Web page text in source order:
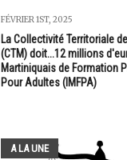
FÉVRIER 1ST, 2025
La Collectivité Territoriale
(CTM) doit...12 millions
Martiniquais de Formation
Pour Adultes (IMFPA)
A LA UNE